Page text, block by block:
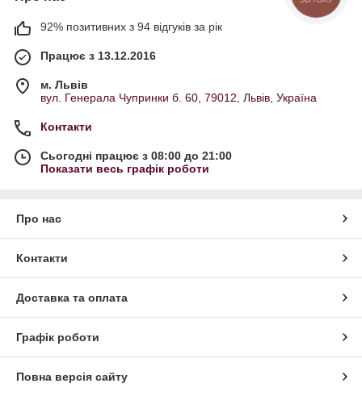
92% позитивних з 94 відгуків за рік
Працює з 13.12.2016
м. Львів
вул. Генерала Чупринки б. 60, 79012, Львів, Україна
Контакти
Сьогодні працює з 08:00 до 21:00
Показати весь графік роботи
Про нас
Контакти
Доставка та оплата
Графік роботи
Повна версія сайту